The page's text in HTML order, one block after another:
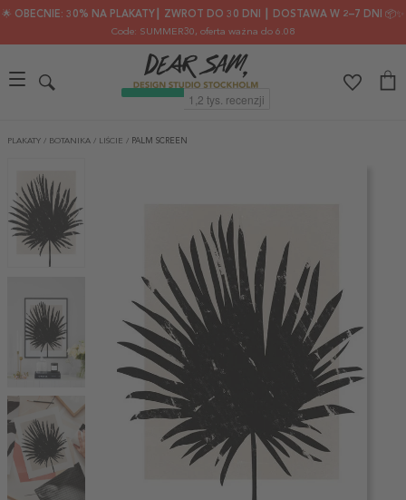
🌟 OBECNIE: 30% NA PLAKATY┃ ZWROT DO 30 DNI ┃ DOSTAWA W 2–7 DNI 📦✨
Code: SUMMER30, oferta ważna do 6.08
PLAKATY / BOTANIKA / LIŚCIE / PALM SCREEN